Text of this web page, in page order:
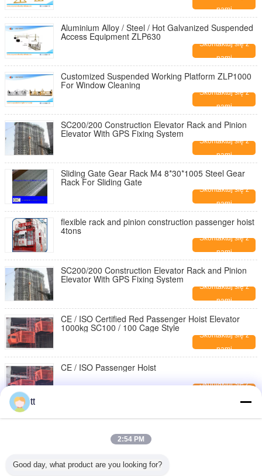
nami
Aluminium Alloy / Steel / Hot Galvanized Suspended
Access Equipment ZLP630
Skontaktuj się z
nami
Customized Suspended Working Platform ZLP1000
For Window Cleaning
Skontaktuj się z
nami
SC200/200 Construction Elevator Rack and Pinion
Elevator With GPS Fixing System
Skontaktuj się z
nami
Sliding Gate Gear Rack M4 8*30*1005 Steel Gear
Rack For Sliding Gate
Skontaktuj się z
nami
flexible rack and pinion construction passenger hoist
4tons
Skontaktuj się z
nami
SC200/200 Construction Elevator Rack and Pinion
Elevator With GPS Fixing System
Skontaktuj się z
nami
CE / ISO Certified Red Passenger Hoist Elevator
1000kg SC100 / 100 Cage Style
Skontaktuj się z
nami
CE / ISO Passenger Hoist
Skontaktuj się z
ISO/CE/GOST Approved
380V / 50HZ Passenger Hoist
tt
2:54 PM
Good day, what product are you looking for?